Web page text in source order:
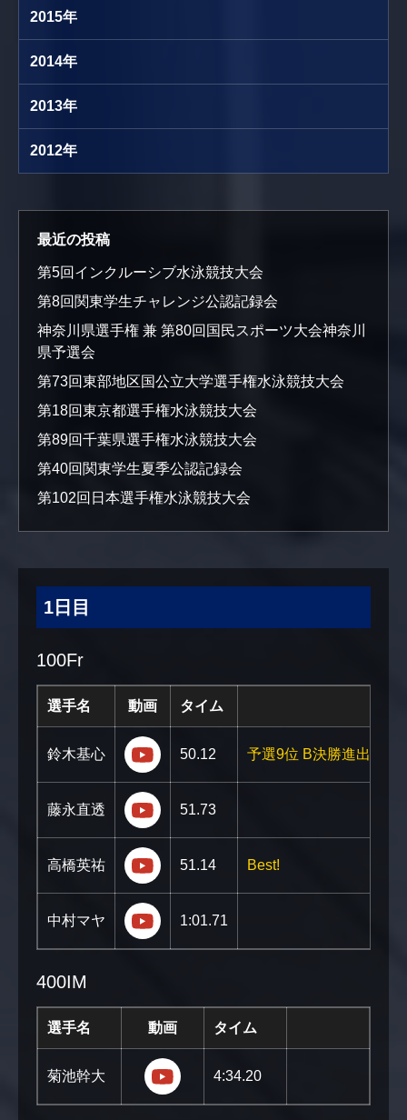
2015年
2014年
2013年
2012年
最近の投稿
第5回インクルーシブ水泳競技大会
第8回関東学生チャレンジ公認記録会
神奈川県選手権 兼 第80回国民スポーツ大会神奈川
県予選会
第73回東部地区国公立大学選手権水泳競技大会
第18回東京都選手権水泳競技大会
第89回千葉県選手権水泳競技大会
第40回関東学生夏季公認記録会
第102回日本選手権水泳競技大会
1日目
100Fr
選手名 動画 タイム
鈴木基心 https://youtu.be/A-
50.12 予選9位 B決勝進出!
藤永直透 https://youtu.be/NjaJ-
51.73
高橋英祐 https://youtu.be/-YgjytQz-
51.14 Best!
中村マヤ https://youtu.be/
1:01.71
400IM
選手名 動画 タイム
菊池幹大 https://youtu.be/
4:34.20